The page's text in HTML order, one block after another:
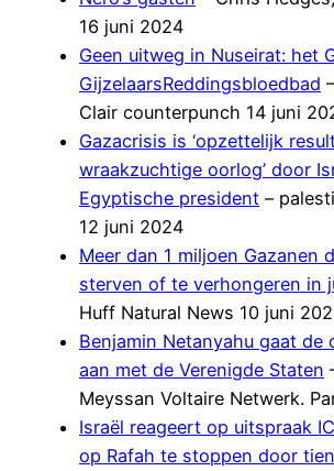
16 juni 2024
Geen uitweg in Nuseirat: het
GijzelaarsReddingsbloedbad
Clair counterpunch 14 juni
Gazacrisis is ‘opzettelijk
wraakzuchtige oorlog’ door
Egyptische president –
12 juni 2024
Meer dan 1 miljoen Gazanen
sterven of te verhongeren in
Huff Natural News 10 juni
Benjamin Netanyahu gaat de
aan met de Verenigde Staten
Meyssan Voltaire Netwerk.
Israël reageert op uitspraak
op Rafah te stoppen door